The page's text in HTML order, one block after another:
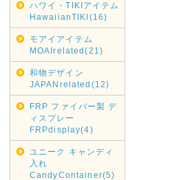
ハワイ・TIKIアイテム
HawaiianTIKI(16)
モアイアイテム
MOAIrelated(21)
和物デザイン
JAPANrelated(12)
FRP ファイバー製 デ
ィスプレー
FRPdisplay(4)
ユニーク キャンディ
入れ
CandyContainer(5)